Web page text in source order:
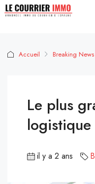
Accueil Breaking News
Le plus
il y a 2 ans